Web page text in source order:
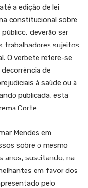
a edição de lei
constitucional sobre
deverão ser
trabalhadores sujeitos
O verbete refere-se
de
à saúde ou à
publicada, esta
Corte.
Mendes em
sobre o mesmo
anos, suscitando, na
em favor dos
pelo